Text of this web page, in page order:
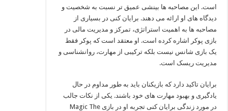
است. این مصاحبه‌ ها بینشی عمیق‌ تر نسبت به شخصیت و
دیدگاه‌ های او ارائه می‌ دهند. برایان کنی در بسیاری از
مصاحبه‌ ها به اهمیت استراتژی، تمرکز و مدیریت مالی در
بازی پوکر اشاره کرده است. او معتقد است که پوکر فقط
یک بازی شانس نیست بلکه ترکیبی از مهارت، روانشناسی و
مدیریت ریسک است.
برایان تاکید دارد که بازیکنان باید به طور مداوم در حال
یادگیری و بهبود مهارت‌ های خود باشند. یکی از نکات جالب
در مورد زندگی برایان کنی تجربه او در بازی Magic The